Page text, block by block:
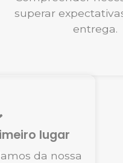
superar
entrega.
lugar
da nossa